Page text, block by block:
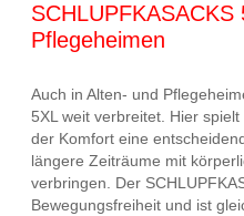
SCHLUPFKASACKS
Pflegeheimen
Auch in Alten- und
5XL weit verbreitet. Hier
der Komfort eine
längere Zeiträume mit
verbringen. Der
Bewegungsfreiheit und ist